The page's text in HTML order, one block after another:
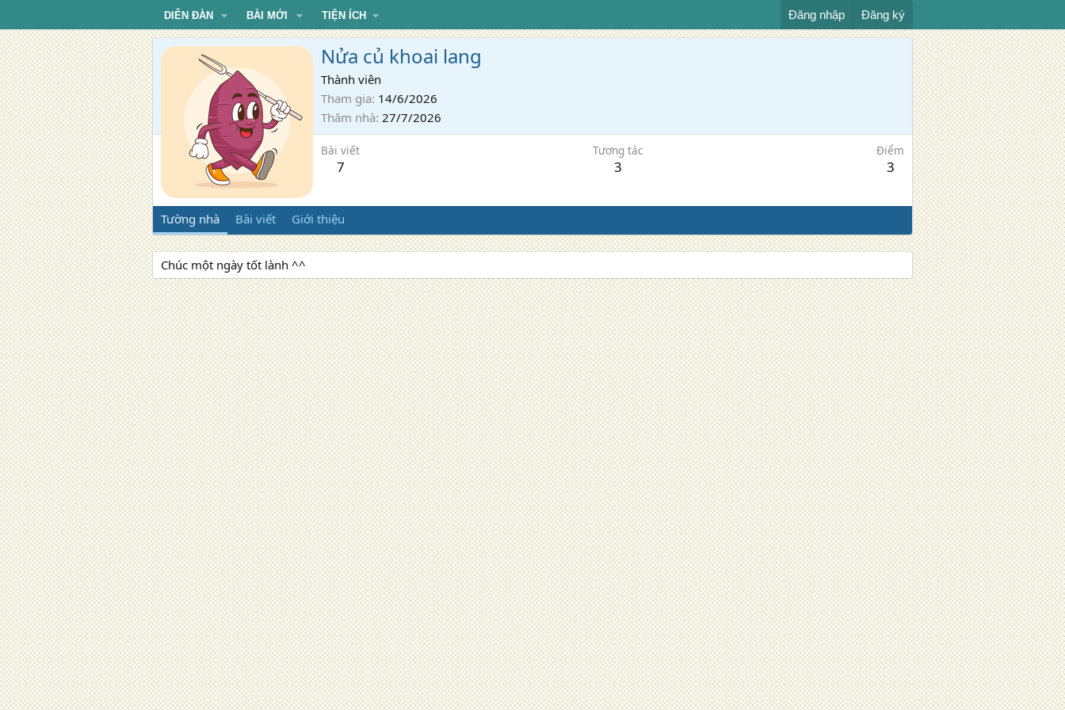
DIỄN ĐÀN BÀI MỚI TIỆN ÍCH Đăng nhập Đăng ký
Nửa củ khoai lang
Thành viên
Tham gia 14/6/2026
Thăm nhà 27/7/2026
Bài viết
7
Tương tác
3
Điểm
3
Tường nhà Bài viết Giới thiệu
Chúc một ngày tốt lành ^^